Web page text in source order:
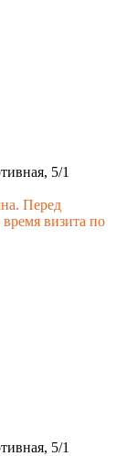
5/1
Перед
визита по
5/1